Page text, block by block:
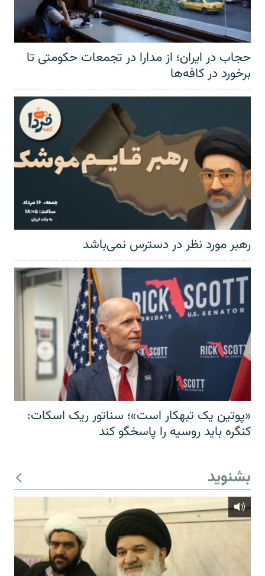
حجاب در ایران؛ از مدارا در تجمعات حکومتی تا
برخورد در کافه‌ها
رهبر مورد نظر در دسترس نمی‌باشد
«پوتین یک تبهکار است»؛ سناتور ریک اسکات:
کنگره باید روسیه را پاسخگو کند
بشنوید